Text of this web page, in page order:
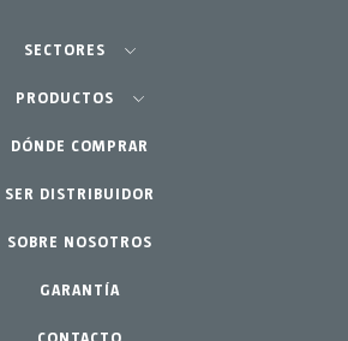
SECTORES
Agricultura-Huerta
Jardinería profesional
Jardín-Hogar
PRODUCTOS
Equipos
Accesorios
Repuestos
Kits mantenimiento
DÓNDE COMPRAR
SER DISTRIBUIDOR
SOBRE NOSOTROS
GARANTÍA